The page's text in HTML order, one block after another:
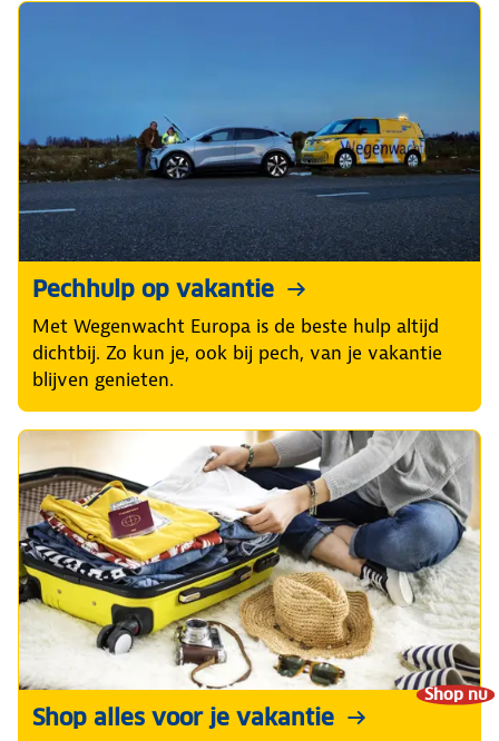
Pechhulp op vakantie
Met Wegenwacht Europa is de beste hulp altijd
dichtbij. Zo kun je, ook bij pech, van je vakantie
blijven genieten.
Shop nu
Shop alles voor je vakantie